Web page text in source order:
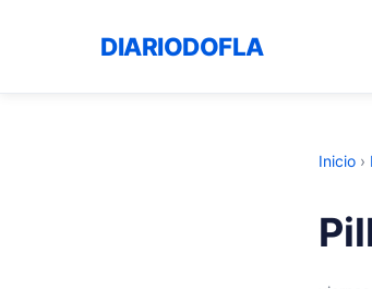
DIARIODOFLA
Inicio ›